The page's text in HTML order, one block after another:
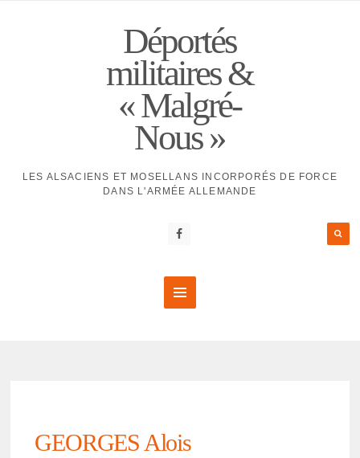
Déportés
militaires &
« Malgré-
Nous »
LES ALSACIENS ET MOSELLANS INCORPORÉS DE FORCE
DANS L'ARMÉE ALLEMANDE
GEORGES Alois